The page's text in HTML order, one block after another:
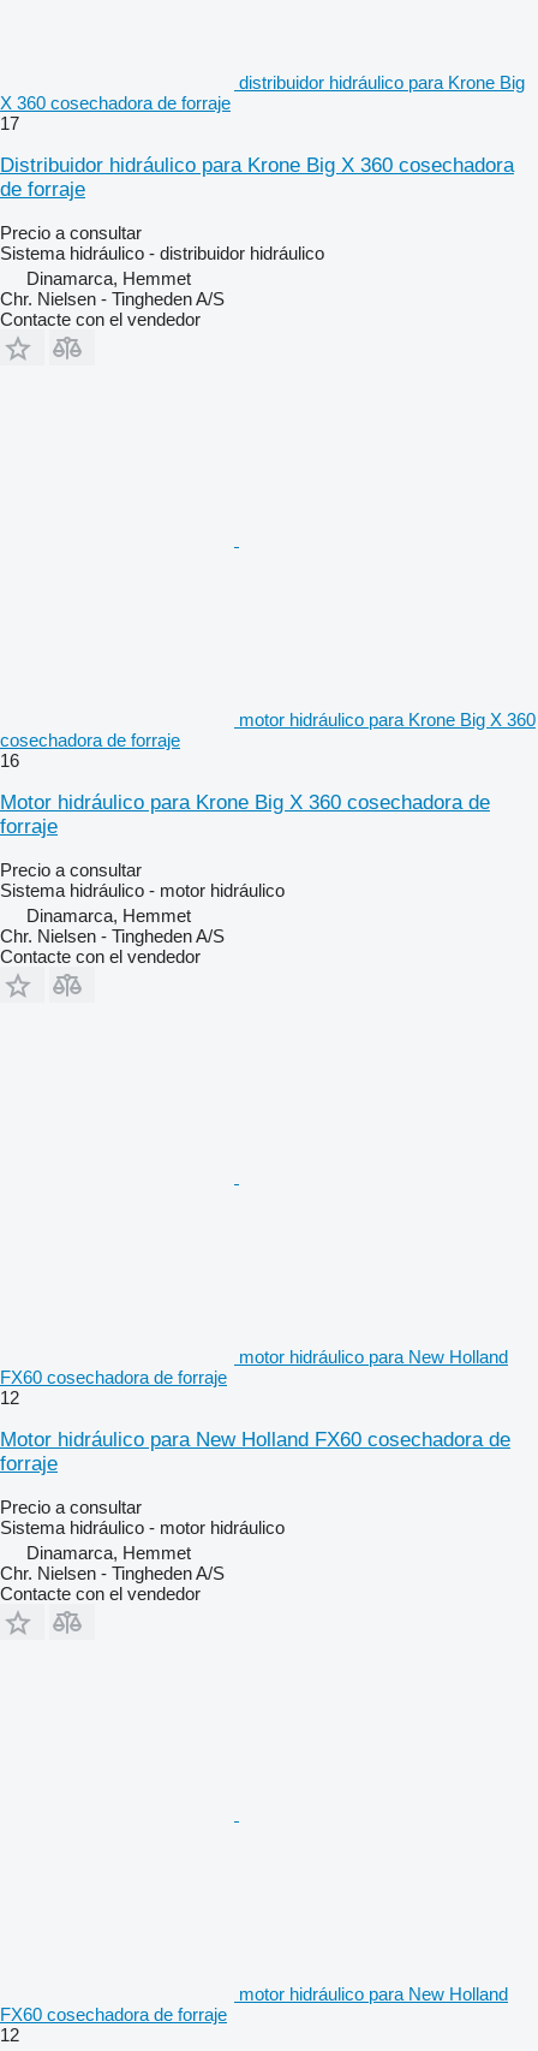
distribuidor hidráulico para Krone Big
X 360 cosechadora de forraje
17
Distribuidor hidráulico para Krone Big X 360 cosechadora
de forraje
Precio a consultar
Sistema hidráulico - distribuidor hidráulico
Dinamarca, Hemmet
Chr. Nielsen - Tingheden A/S
Contacte con el vendedor
motor hidráulico para Krone Big X 360
cosechadora de forraje
16
Motor hidráulico para Krone Big X 360 cosechadora de
forraje
Precio a consultar
Sistema hidráulico - motor hidráulico
Dinamarca, Hemmet
Chr. Nielsen - Tingheden A/S
Contacte con el vendedor
motor hidráulico para New Holland
FX60 cosechadora de forraje
12
Motor hidráulico para New Holland FX60 cosechadora de
forraje
Precio a consultar
Sistema hidráulico - motor hidráulico
Dinamarca, Hemmet
Chr. Nielsen - Tingheden A/S
Contacte con el vendedor
motor hidráulico para New Holland
FX60 cosechadora de forraje
12